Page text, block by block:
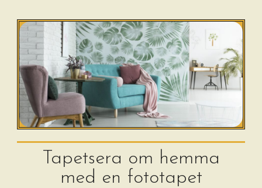
Tapetsera om hemma
med en fototapet